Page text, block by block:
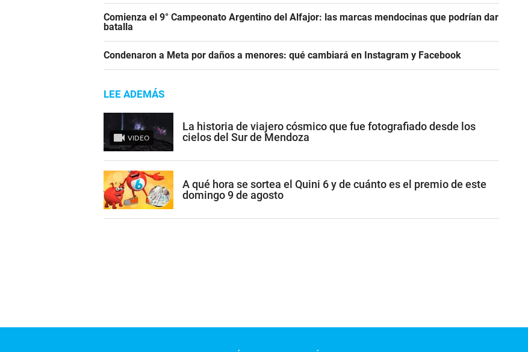
Comienza el 9° Campeonato Argentino del Alfajor: las marcas mendocinas que podrían dar
batalla
Condenaron a Meta por daños a menores: qué cambiará en Instagram y Facebook
LEE ADEMÁS
VIDEO
La historia de viajero cósmico que fue fotografiado desde los
cielos del Sur de Mendoza
A qué hora se sortea el Quini 6 y de cuánto es el premio de este
domingo 9 de agosto